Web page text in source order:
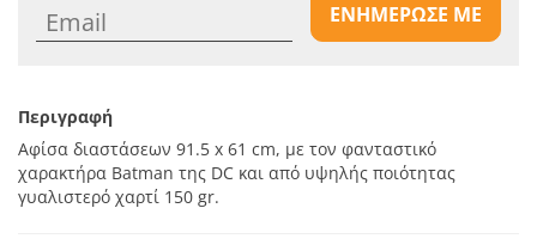
ΕΝΗΜΕΡΩΣΕ ΜΕ
Περιγραφή
Αφίσα διαστάσεων 91.5 x 61 cm, με τον φανταστικό
χαρακτήρα Batman της DC και από υψηλής ποιότητας
γυαλιστερό χαρτί 150 gr.